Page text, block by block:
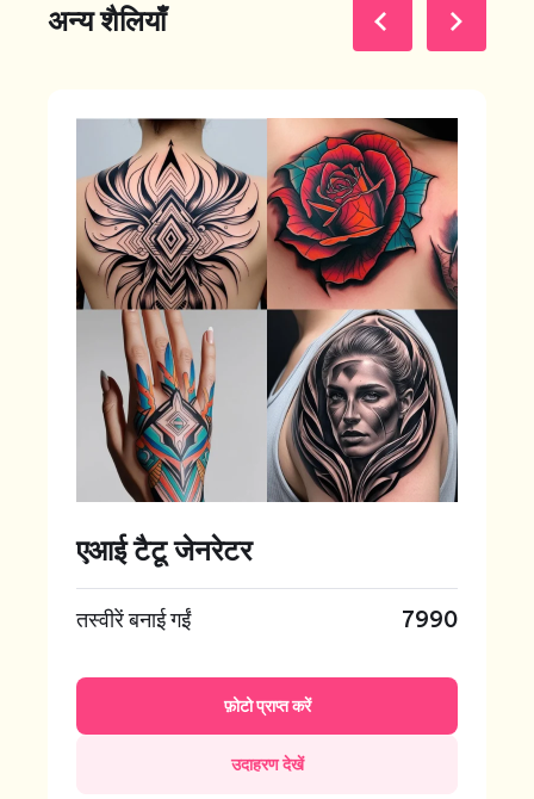
अन्य शैलियाँ
एआई टैटू जेनरेटर
तस्वीरें बनाई गईं 7990
फ़ोटो प्राप्त करें
उदाहरण देखें